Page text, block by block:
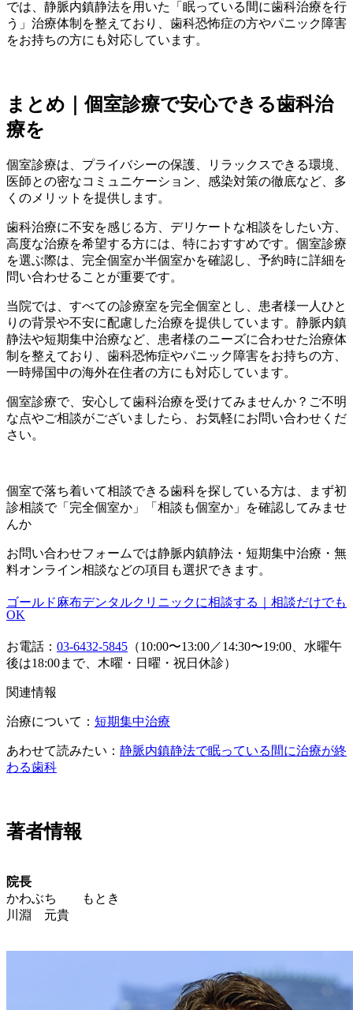
では、静脈内鎮静法を用いた「眠っている間に歯科治療を行
う」治療体制を整えており、歯科恐怖症の方やパニック障害
をお持ちの方にも対応しています。
まとめ｜個室診療で安心できる歯科治
療を
個室診療は、プライバシーの保護、リラックスできる環境、
医師との密なコミュニケーション、感染対策の徹底など、多
くのメリットを提供します。
歯科治療に不安を感じる方、デリケートな相談をしたい方、
高度な治療を希望する方には、特におすすめです。個室診療
を選ぶ際は、完全個室か半個室かを確認し、予約時に詳細を
問い合わせることが重要です。
当院では、すべての診療室を完全個室とし、患者様一人ひと
りの背景や不安に配慮した治療を提供しています。静脈内鎮
静法や短期集中治療など、患者様のニーズに合わせた治療体
制を整えており、歯科恐怖症やパニック障害をお持ちの方、
一時帰国中の海外在住者の方にも対応しています。
個室診療で、安心して歯科治療を受けてみませんか？ご不明
な点やご相談がございましたら、お気軽にお問い合わせくだ
さい。
個室で落ち着いて相談できる歯科を探している方は、まず初
診相談で「完全個室か」「相談も個室か」を確認してみませ
んか
お問い合わせフォームでは静脈内鎮静法・短期集中治療・無
料オンライン相談などの項目も選択できます。
ゴールド麻布デンタルクリニックに相談する｜相談だけでも
OK
お電話： 03-6432-5845 （10:00〜13:00／14:30〜19:00、水曜午
後は18:00まで、木曜・日曜・祝日休診）
関連情報
治療について： 短期集中治療
あわせて読みたい： 静脈内鎮静法で眠っている間に治療が終
わる歯科
著者情報
院長
かわぶち もとき
川淵 元貴